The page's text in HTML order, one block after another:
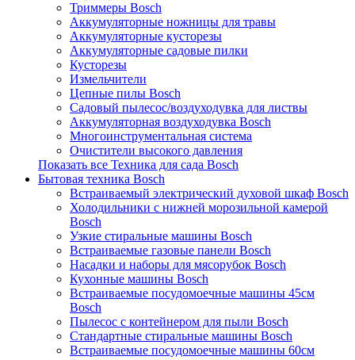
Триммеры Bosch
Аккумуляторные ножницы для травы
Аккумуляторные кусторезы
Аккумуляторные садовые пилки
Кусторезы
Измельчители
Цепные пилы Bosch
Садовый пылесос/воздуходувка для листвы
Аккумуляторная воздуходувка Bosch
Многоинструментальная система
Очистители высокого давления
Показать все Техника для сада Bosch
Бытовая техника Bosch
Встраиваемый электрический духовой шкаф Bosch
Холодильники с нижней морозильной камерой
Bosch
Узкие стиральные машины Bosch
Встраиваемые газовые панели Bosch
Насадки и наборы для мясорубок Bosch
Кухонные машины Bosch
Встраиваемые посудомоечные машины 45см
Bosch
Пылесос с контейнером для пыли Bosch
Стандартные стиральные машины Bosch
Встраиваемые посудомоечные машины 60см